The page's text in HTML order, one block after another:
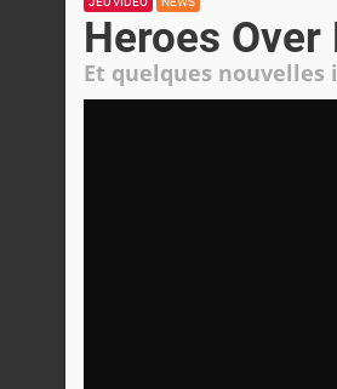
Heroes
Et quelques nouvelles